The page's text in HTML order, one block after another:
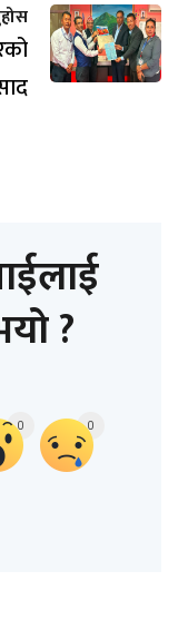
?
0 0